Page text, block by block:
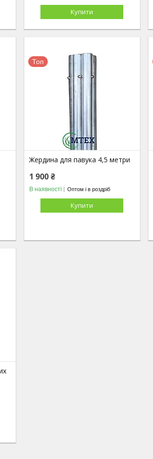
Купити
Топ
Жердина для павука 4,5 метри
1 900 ₴
В наявності Оптом і в роздріб
Купити